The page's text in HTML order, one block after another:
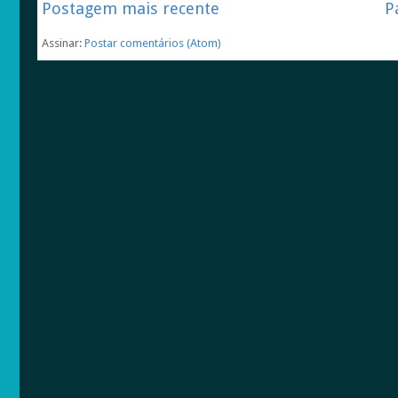
Postagem mais recente
Assinar: Postar comentários (Atom)